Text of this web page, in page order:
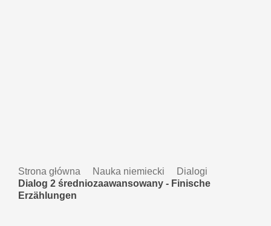
Strona główna Nauka niemiecki
Dialogi
Dialog 2 średniozaawansowany - Finische
Erzählungen